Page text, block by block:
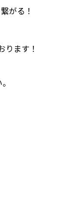
がる！
ります！